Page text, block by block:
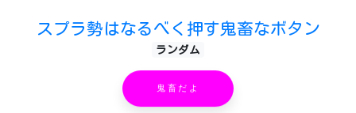
スプラ勢はなるべく押す鬼畜なボタン
ランダム
鬼畜だよ